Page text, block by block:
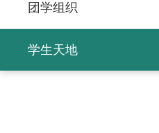
团学组织
学生天地